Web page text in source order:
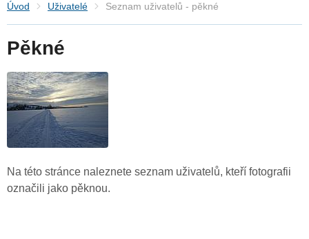
Úvod Uživatelé Seznam uživatelů - pěkné
Pěkné
Na této stránce naleznete seznam uživatelů, kteří fotografii
označili jako pěknou.